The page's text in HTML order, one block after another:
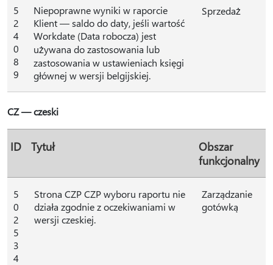
5
2
4
0
8
9
Niepoprawne wyniki w raporcie
Klient — saldo do daty, jeśli wartość
Workdate (Data robocza) jest
używana do zastosowania lub
zastosowania w ustawieniach księgi
głównej w wersji belgijskiej.
Sprzedaż
CZ — czeski
ID Tytuł
Obszar
funkcjonalny
5
0
2
5
3
4
Strona CZP CZP wyboru raportu nie
działa zgodnie z oczekiwaniami w
wersji czeskiej.
Zarządzanie
gotówką